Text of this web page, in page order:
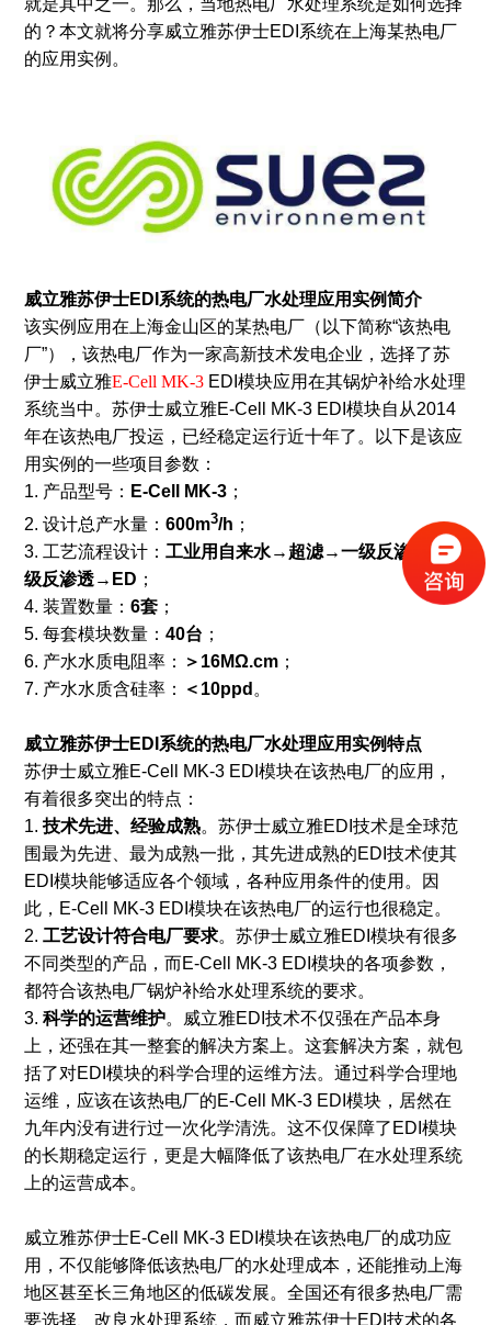
就是其中之一。那么，当地热电厂水处理系统是如何选择
的？本文就将分享威立雅苏伊士EDI系统在上海某热电厂
的应用实例。
威立雅苏伊士EDI系统的热电厂水处理应用实例简介
该实例应用在上海金山区的某热电厂（以下简称“该热电
厂”），该热电厂作为一家高新技术发电企业，选择了苏
伊士威立雅E-Cell MK-3EDI模块应用在其锅炉补给水处理
系统当中。苏伊士威立雅E-Cell MK-3 EDI模块自从2014
年在该热电厂投运，已经稳定运行近十年了。以下是该应
用实例的一些项目参数：
1. 产品型号： E-Cell MK-3；
2. 设计总产水量： 600m3/h ；
3. 工艺流程设计： 工业用自来水→超滤→一级反渗透→二
级反渗透→ED ；
4. 装置数量： 6套；
5. 每套模块数量： 40台 ；
6. 产水水质电阻率：
＞16MΩ.cm；
7. 产水水质含硅率：
＜10ppd 。
威立雅苏伊士EDI系统的热电厂水处理应用实例特点
苏伊士威立雅E-Cell MK-3 EDI模块在该热电厂的应用，
有着很多突出的特点：
1. 技术先进、经验成熟。苏伊士威立雅EDI技术是全球范
围最为先进、最为成熟一批，其先进成熟的EDI技术使其
EDI模块能够适应各个领域，各种应用条件的使用。因
此，E-Cell MK-3 EDI模块在该热电厂的运行也很稳定。
2. 工艺设计符合电厂要求。苏伊士威立雅EDI模块有很多
不同类型的产品，而E-Cell MK-3 EDI模块的各项参数，
都符合该热电厂锅炉补给水处理系统的要求。
3. 科学的运营维护。威立雅EDI技术不仅强在产品本身
上，还强在其一整套的解决方案上。这套解决方案，就包
括了对EDI模块的科学合理的运维方法。通过科学合理地
运维，应该在该热电厂的E-Cell MK-3 EDI模块，居然在
九年内没有进行过一次化学清洗。这不仅保障了EDI模块
的长期稳定运行，更是大幅降低了该热电厂在水处理系统
上的运营成本。
威立雅苏伊士E-Cell MK-3 EDI模块在该热电厂的成功应
用，不仅能够降低该热电厂的水处理成本，还能推动上海
地区甚至长三角地区的低碳发展。全国还有很多热电厂需
要选择、改良水处理系统，而威立雅苏伊士EDI技术的各